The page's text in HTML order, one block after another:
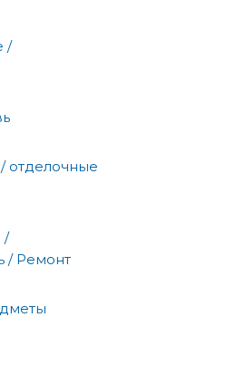
/
отделочные
/
/ Ремонт